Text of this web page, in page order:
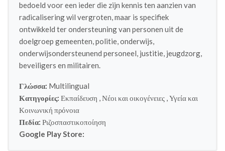
bedoeld voor een ieder die zijn kennis ten aanzien van
radicalisering wil vergroten, maar is specifiek
ontwikkeld ter ondersteuning van personen uit de
doelgroep gemeenten, politie, onderwijs,
onderwijsondersteunend personeel, justitie, jeugdzorg,
beveiligers en militairen.
Γλώσσα: Multilingual
Κατηγορίες: Εκπαίδευση ,Νέοι και οικογένειες ,Υγεία και
Κοινωνική πρόνοια
Πεδία: Ριζοσπαστικοποίηση
Google Play Store: